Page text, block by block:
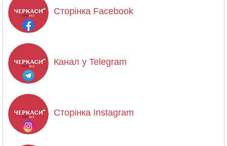
Сторінка Facebook
Канал у Telegram
Сторінка Instagram